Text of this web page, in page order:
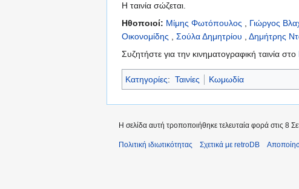
Η ταινία σώζεται.
Ηθοποιοί: Μίμης Φωτόπουλος , Γιώργος
Οικονομίδης , Σούλα Δημητρίου , Δημήτρης
Συζητήστε για την κινηματογραφική ταινία στο
Κατηγορίες: Ταινίες Κωμωδία
Η σελίδα αυτή τροποποιήθηκε τελευταία φορά στις 8
Πολιτική ιδιωτικότητας Σχετικά με retroDB